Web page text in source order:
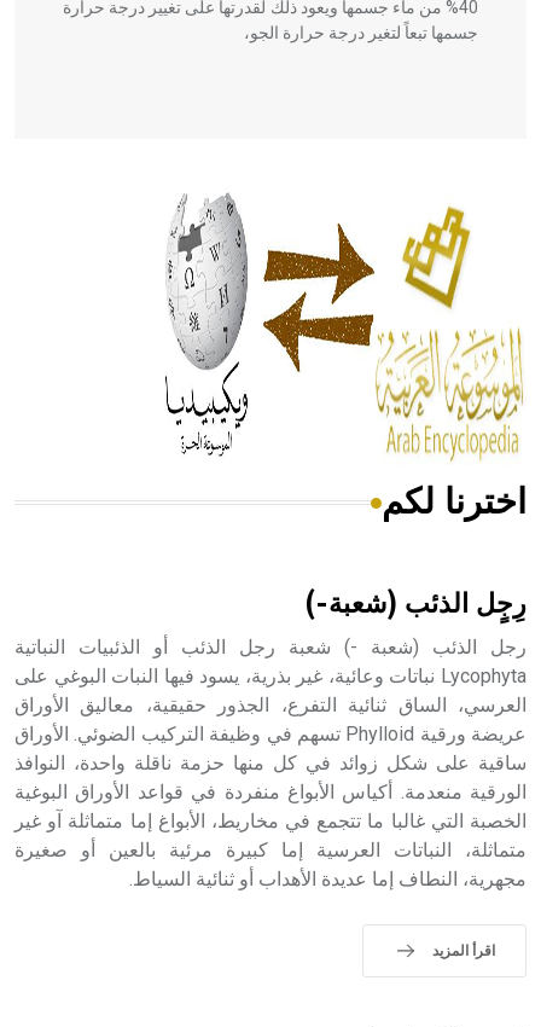
40% من ماء جسمها ويعود ذلك لقدرتها على تغيير درجة حرارة
جسمها تبعاً لتغير درجة حرارة الجو،
الحكم، الأدلة، تنظيم التغذية، ورسالته في جروح الرأس. ويعود
له الفضل بأنه حرر الطب من الدين والفلسفة.
- هل تعلم أن المرجان إفراز حيواني يتكون في البحر ويتركب
من مادة كربونات الكلسيوم، وهو أحمر أو شديد الحمرة وهو
أجود أنواعه، ويمتاز بكبر الحجم ويسمى الش
هل تعلم أن الأبسيد كلمة فرنسية اللفظ تم اعتمادها مصطلحاً
- هل تعلم أن أبجر Abgar اسم معروف جيداً يعود إلى عدد من
الملوك الذين حكموا مدينة إديسا (الرها) من أبجر الأول وحتى
التاسع، وهم ينتسبون إلى أسرة أوسروين
- هل تعلم أن الأبجدية الكنعانية تتألف من /22/ علامة كتابية
حيث تقتصر القيمة الصوتية للعلامة الك
اخترنا لكم
رِجٍل الذئب (شعبة-)
رجل الذئب (شعبة -) شعبة رجل الذئب أو الذئبيات النباتية
Lycophyta نباتات وعائية، غير بذرية، يسود فيها النبات البوغي على
العرسي، الساق ثنائية التفرع، الجذور حقيقية، معاليق الأوراق
عريضة ورقية Phylloid تسهم في وظيفة التركيب الضوئي. الأوراق
ساقية على شكل زوائد في كل منها حزمة ناقلة واحدة، النوافذ
الورقية منعدمة. أكياس الأبواغ منفردة في قواعد الأوراق البوغية
الخصبة التي غالبا ما تتجمع في مخاريط، الأبواغ إما متماثلة آو غير
متماثلة، النباتات العرسية إما كبيرة مرئية بالعين أو صغيرة
مجهرية، النطاف إما عديدة الأهداب أو ثنائية السياط.
اقرأ المزيد